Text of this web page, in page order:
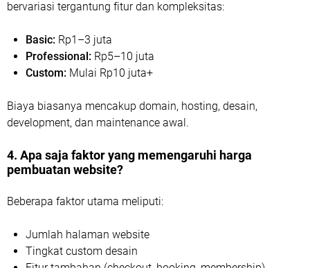
bervariasi tergantung fitur dan kompleksitas:
Basic: Rp1–3 juta
Professional: Rp5–10 juta
Custom: Mulai Rp10 juta+
Biaya biasanya mencakup domain, hosting, desain,
development, dan maintenance awal.
4. Apa saja faktor yang memengaruhi harga
pembuatan website?
Beberapa faktor utama meliputi:
Jumlah halaman website
Tingkat custom desain